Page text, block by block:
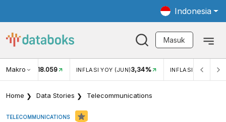
Indonesia
Masuk
Makro
USD/IDR 18.059 INFLASI YOY (JUN)3,34% INFLASI MOM
Home Data Stories Telecommunications
TELECOMMUNICATIONS